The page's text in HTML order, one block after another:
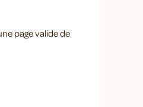
page valide de